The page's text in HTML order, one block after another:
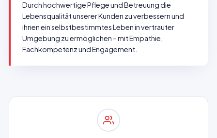
Durch hochwertige Pflege und Betreuung die
Lebensqualität unserer Kunden zu verbessern und
ihnen ein selbstbestimmtes Leben in vertrauter
Umgebung zu ermöglichen – mit Empathie,
Fachkompetenz und Engagement.